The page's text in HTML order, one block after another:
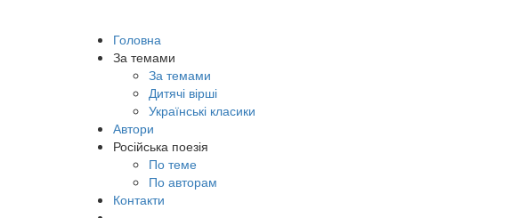
Головна
За темами
За темами
Дитячі вірші
Українські класики
Автори
Російська поезія
По теме
По авторам
Контакти